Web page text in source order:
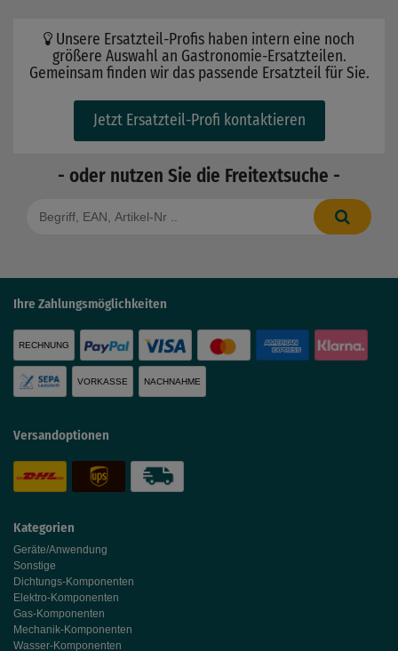
Unsere Ersatzteil-Profis haben intern eine noch
größere Auswahl an Gastronomie-Ersatzteilen.
Gemeinsam finden wir das passende Ersatzteil für Sie.
Jetzt Ersatzteil-Profi kontaktieren
- oder nutzen Sie die Freitextsuche -
Kategorien
Geräte/Anwendung
Sonstige
Dichtungs-Komponenten
Elektro-Komponenten
Gas-Komponenten
Mechanik-Komponenten
Wasser-Komponenten
Ihre Zahlungsmöglichkeiten
RECHNUNG
VORKASSE NACHNAHME
Versandoptionen